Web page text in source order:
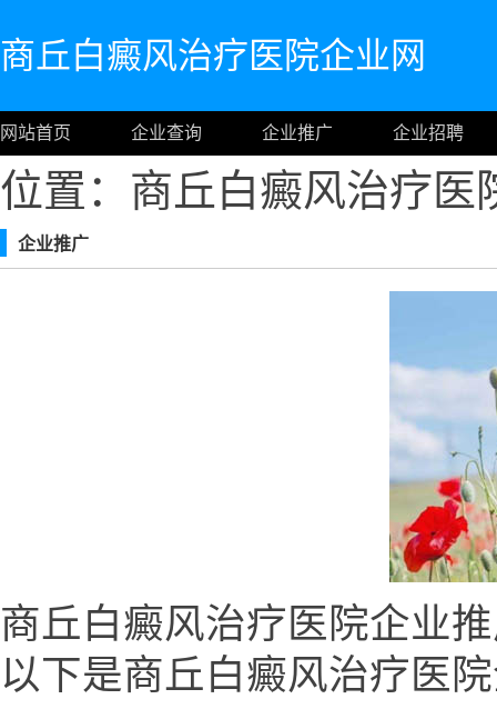
商丘白癜风治疗医院企业网
网站首页 企业查询 企业推广 企业招聘
位置：商丘白癜风治疗
企业推广
商丘白癜风治疗医院企业
以下是商丘白癜风治疗医